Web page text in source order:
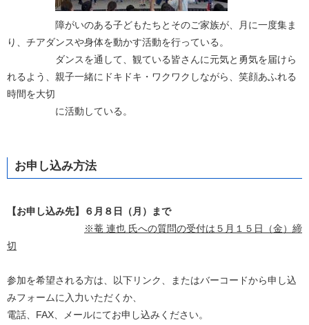
障がいのある子どもたちとそのご家族が、月に一度集ま
り、チアダンスや身体を動かす活動を行っている。
ダンスを通して、観ている皆さんに元気と勇気を届けら
れるよう、親子一緒にドキドキ・ワクワクしながら、笑顔あふれる
時間を大切
に活動している。
お申し込み方法
【お申し込み先】６月８日（月）まで
※菴 連也 氏への質問の受付は５月１５日（金）締
切
参加を希望される方は、以下リンク、またはバーコードから申し込
みフォームに入力いただくか、
電話、FAX、メールにてお申し込みください。